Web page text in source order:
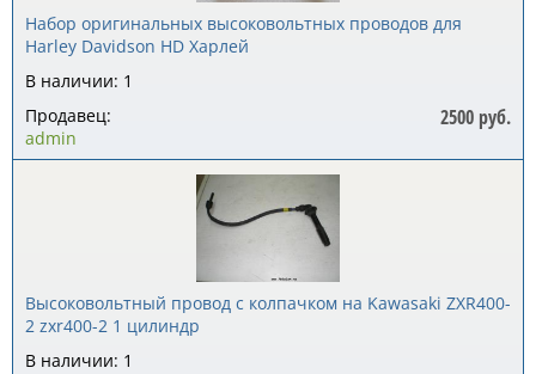
Набор оригинальных высоковольтных проводов для
Harley Davidson HD Харлей
В наличии: 1
2500 руб.
Продавец:
admin
Высоковольтный провод с колпачком на Kawasaki ZXR400-
2 zxr400-2 1 цилиндр
В наличии: 1